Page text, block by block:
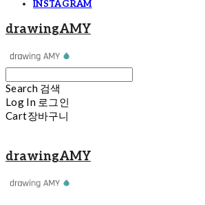
INSTAGRAM
drawingAMY
Search 검색
Log In 로그인
Cart장바구니
drawingAMY